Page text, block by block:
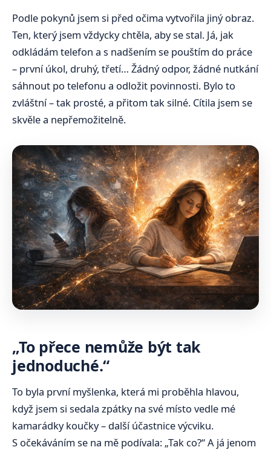
Podle pokynů jsem si před očima vytvořila jiný obraz.
Ten, který jsem vždycky chtěla, aby se stal. Já, jak
odkládám telefon a s nadšením se pouštím do práce
– první úkol, druhý, třetí… Žádný odpor, žádné nutkání
sáhnout po telefonu a odložit povinnosti. Bylo to
zvláštní – tak prosté, a přitom tak silné. Cítila jsem se
skvěle a nepřemožitelně.
„To přece nemůže být tak
jednoduché.“
To byla první myšlenka, která mi proběhla hlavou,
když jsem si sedala zpátky na své místo vedle mé
kamarádky koučky – další účastnice výcviku.
S očekáváním se na mě podívala: „Tak co?“ A já jenom